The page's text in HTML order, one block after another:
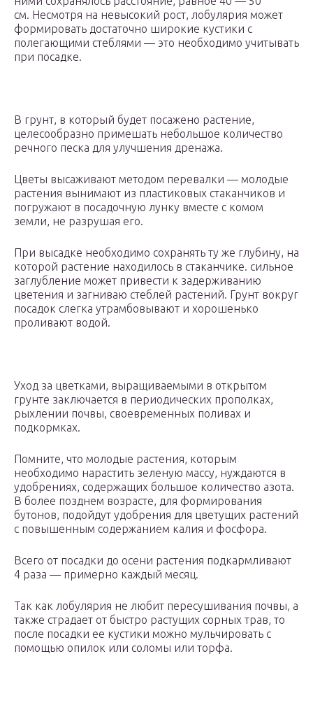
см. Несмотря на невысокий рост, лобулярия может
формировать достаточно широкие кустики с
полегающими стеблями — это необходимо учитывать
при посадке.
В грунт, в который будет посажено растение,
целесообразно примешать небольшое количество
речного песка для улучшения дренажа.
Цветы высаживают методом перевалки — молодые
растения вынимают из пластиковых стаканчиков и
погружают в посадочную лунку вместе с комом
земли, не разрушая его.
При высадке необходимо сохранять ту же глубину, на
которой растение находилось в стаканчике. сильное
заглубление может привести к задерживанию
цветения и загниваю стеблей растений. Грунт вокруг
посадок слегка утрамбовывают и хорошенько
проливают водой.
Уход за цветками, выращиваемыми в открытом
грунте заключается в периодических прополках,
рыхлении почвы, своевременных поливах и
подкормках.
Помните, что молодые растения, которым
необходимо нарастить зеленую массу, нуждаются в
удобрениях, содержащих большое количество азота.
В более позднем возрасте, для формирования
бутонов, подойдут удобрения для цветущих растений
с повышенным содержанием калия и фосфора.
Всего от посадки до осени растения подкармливают
4 раза — примерно каждый месяц.
Так как лобулярия не любит пересушивания почвы, а
также страдает от быстро растущих сорных трав, то
после посадки ее кустики можно мульчировать с
помощью опилок или соломы или торфа.